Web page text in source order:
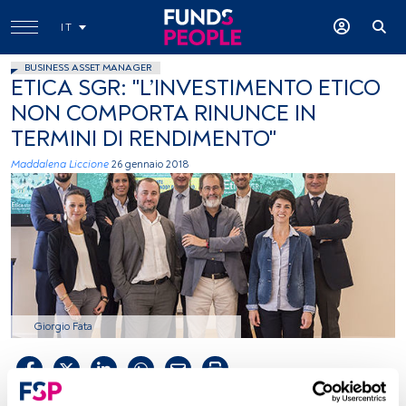
IT
BUSINESS ASSET MANAGER
ETICA SGR: "L’INVESTIMENTO ETICO
NON COMPORTA RINUNCE IN
TERMINI DI RENDIMENTO"
Maddalena Liccione 26 gennaio 2018
Giorgio Fata
Tempo di lettura: